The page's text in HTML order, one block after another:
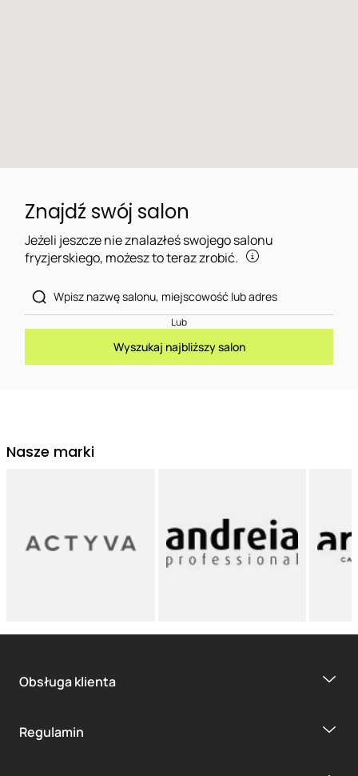
Znajdź swój salon
Jeżeli jeszcze nie znalazłeś swojego salonu
fryzjerskiego, możesz to teraz zrobić.
Lub
Wyszukaj najbliższy salon
Nasze marki
Obsługa klienta
Regulamin